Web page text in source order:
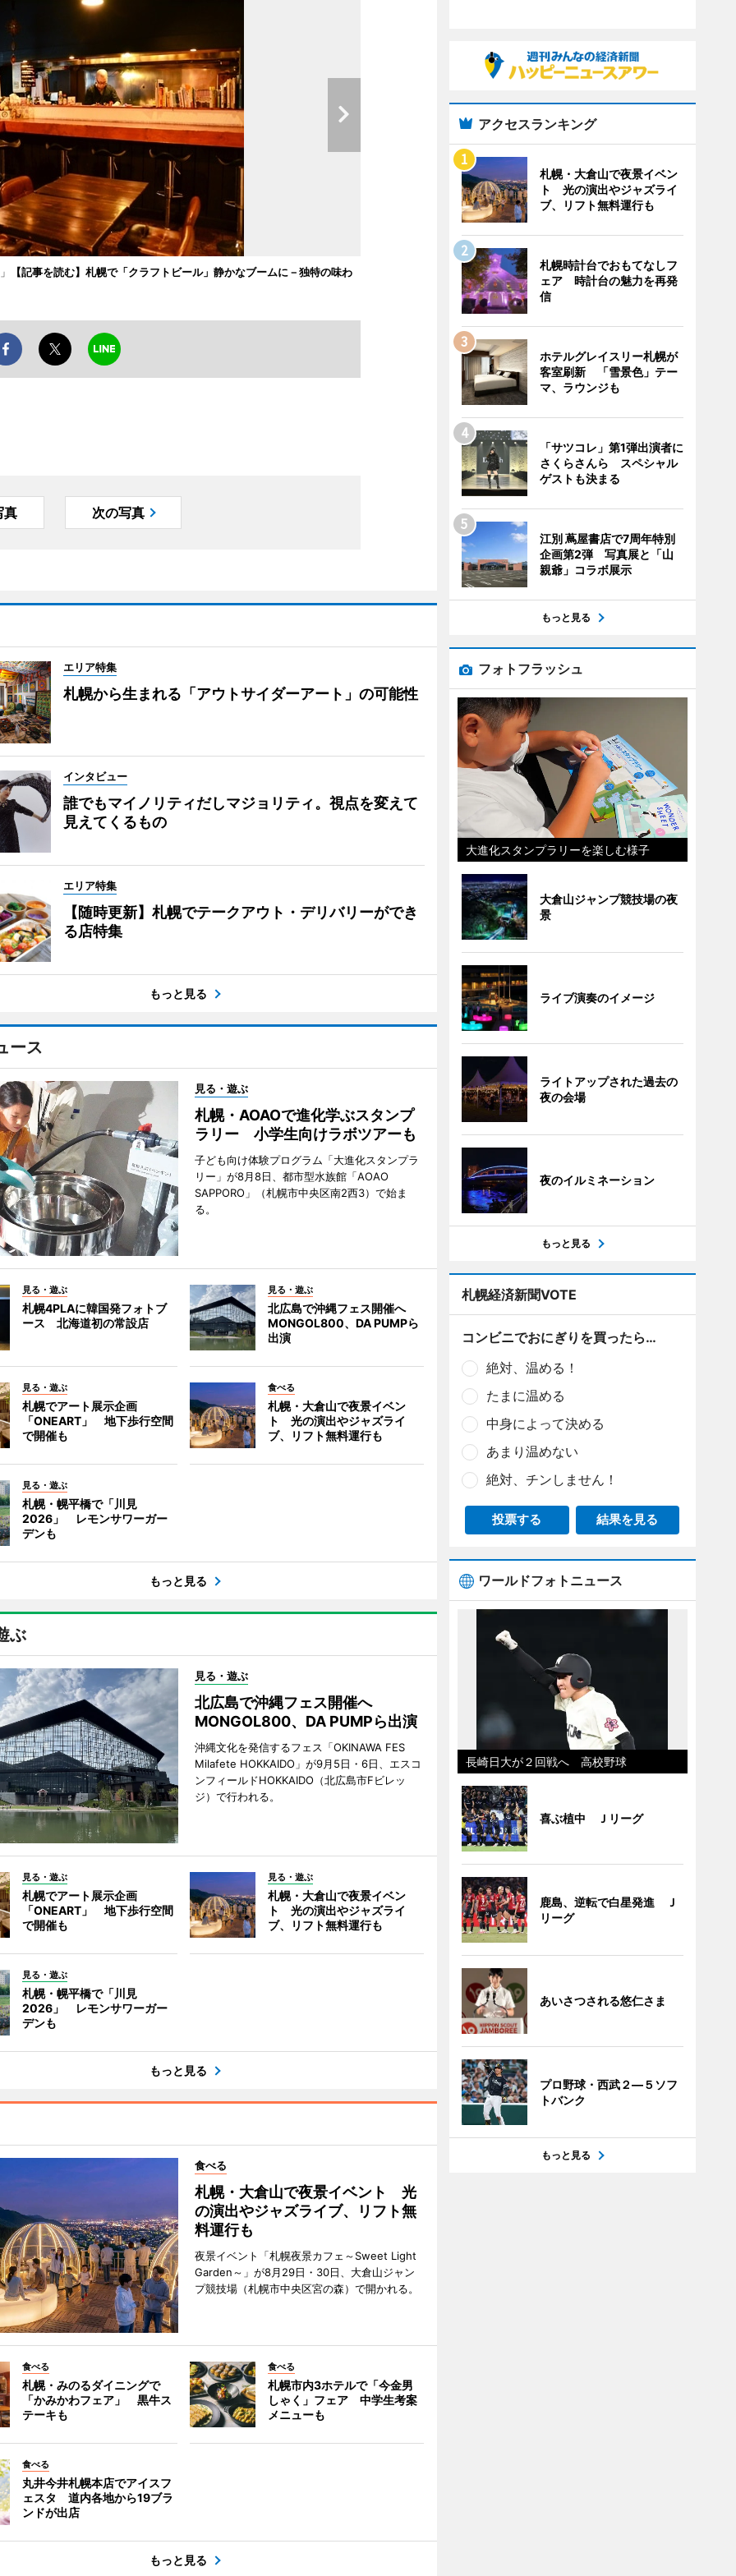
【記事を読む】札幌で「クラフトビール」静かなブームに－独特の味わ
真 次の写真
エリア特集
札幌から生まれる「アウトサイダーアート」の可能性
インタビュー
誰でもマイノリティだしマジョリティ。視点を変えて
見えてくるもの
エリア特集
【随時更新】札幌でテークアウト・デリバリーができ
る店特集
もっと見る
ース
見る・遊ぶ
札幌・AOAOで進化学ぶスタンプ
ラリー 小学生向けラボツアーも
子ども向け体験プログラム「大進化スタンプラ
リー」が8月8日、都市型水族館「AOAO
SAPPORO」（札幌市中央区南2西3）で始ま
る。
見る・遊ぶ
札幌4PLAに韓国発フォトブ
ース 北海道初の常設店
見る・遊ぶ
北広島で沖縄フェス開催へ
MONGOL800、DA PUMPら
出演
見る・遊ぶ
札幌でアート展示企画
「ONEART」 地下歩行空間
で開催も
食べる
札幌・大倉山で夜景イベン
ト 光の演出やジャズライ
ブ、リフト無料運行も
見る・遊ぶ
札幌・幌平橋で「川見
2026」 レモンサワーガー
デンも
もっと見る
ぶ
見る・遊ぶ
北広島で沖縄フェス開催へ
MONGOL800、DA PUMPら出演
沖縄文化を発信するフェス「OKINAWA FES
Milafete HOKKAIDO」が9月5日・6日、エスコ
ンフィールドHOKKAIDO（北広島市Fビレッ
ジ）で行われる。
見る・遊ぶ
札幌でアート展示企画
「ONEART」 地下歩行空間
で開催も
見る・遊ぶ
札幌・大倉山で夜景イベン
ト 光の演出やジャズライ
ブ、リフト無料運行も
見る・遊ぶ
札幌・幌平橋で「川見
2026」 レモンサワーガー
デンも
もっと見る
食べる
札幌・大倉山で夜景イベント 光
の演出やジャズライブ、リフト無
料運行も
夜景イベント「札幌夜景カフェ～Sweet Light
Garden～」が8月29日・30日、大倉山ジャン
プ競技場（札幌市中央区宮の森）で開かれる。
食べる
札幌・みのるダイニングで
「かみかわフェア」 黒牛ス
テーキも
食べる
札幌市内3ホテルで「今金男
しゃく」フェア 中学生考案
メニューも
食べる
丸井今井札幌本店でアイスフ
ェスタ 道内各地から19ブラ
ンドが出店
もっと見る
アクセスランキング
札幌・大倉山で夜景イベン
ト 光の演出やジャズライ
ブ、リフト無料運行も
札幌時計台でおもてなしフ
ェア 時計台の魅力を再発
信
ホテルグレイスリー札幌が
客室刷新 「雪景色」テー
マ、ラウンジも
「サツコレ」第1弾出演者に
さくらさんら スペシャル
ゲストも決まる
江別 蔦屋書店で7周年特別
企画第2弾 写真展と「山
親爺」コラボ展示
もっと見る
フォトフラッシュ
大進化スタンプラリーを楽しむ様子
大倉山ジャンプ競技場の夜
景
ライブ演奏のイメージ
ライトアップされた過去の
夜の会場
夜のイルミネーション
もっと見る
札幌経済新聞VOTE
コンビニでおにぎりを買ったら…
絶対、温める！
たまに温める
中身によって決める
あまり温めない
絶対、チンしません！
投票する 結果を見る
ワールドフォトニュース
長崎日大が２回戦へ 高校野球
喜ぶ植中 Ｊリーグ
鹿島、逆転で白星発進 Ｊ
リーグ
あいさつされる悠仁さま
プロ野球・西武２―５ソフ
トバンク
もっと見る